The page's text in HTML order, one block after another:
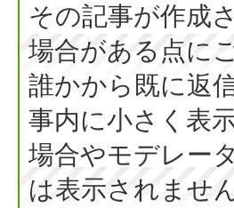
その記事が作成
場合がある点に
誰かから既に返
事内に小さく表
場合やモデレー
は表示されませ